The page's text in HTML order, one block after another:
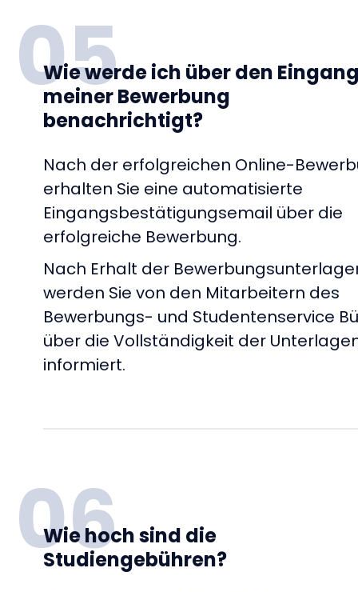
05
Wie werde ich über den
meiner Bewerbung
benachrichtigt?
Nach der erfolgreichen Online-
erhalten Sie eine automatisierte
Eingangsbestätigungsemail über die
erfolgreiche Bewerbung.
Nach Erhalt der
werden Sie von den Mitarbeitern des
Bewerbungs- und Studentenservice
über die Vollständigkeit der
informiert.
06
Wie hoch sind die
Studiengebühren?